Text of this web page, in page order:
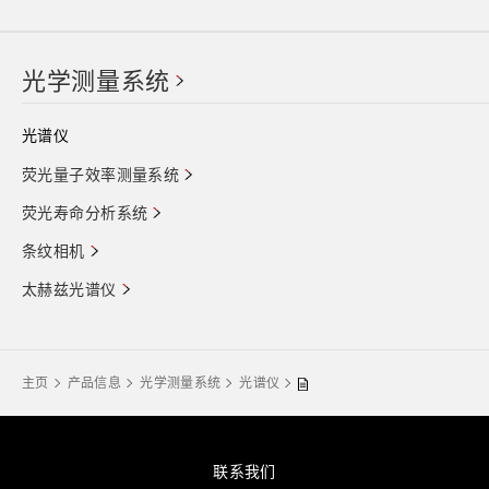
光学测量系统
光谱仪
荧光量子效率测量系统
荧光寿命分析系统
条纹相机
太赫兹光谱仪
主页 产品信息 光学测量系统 光谱仪
联系我们